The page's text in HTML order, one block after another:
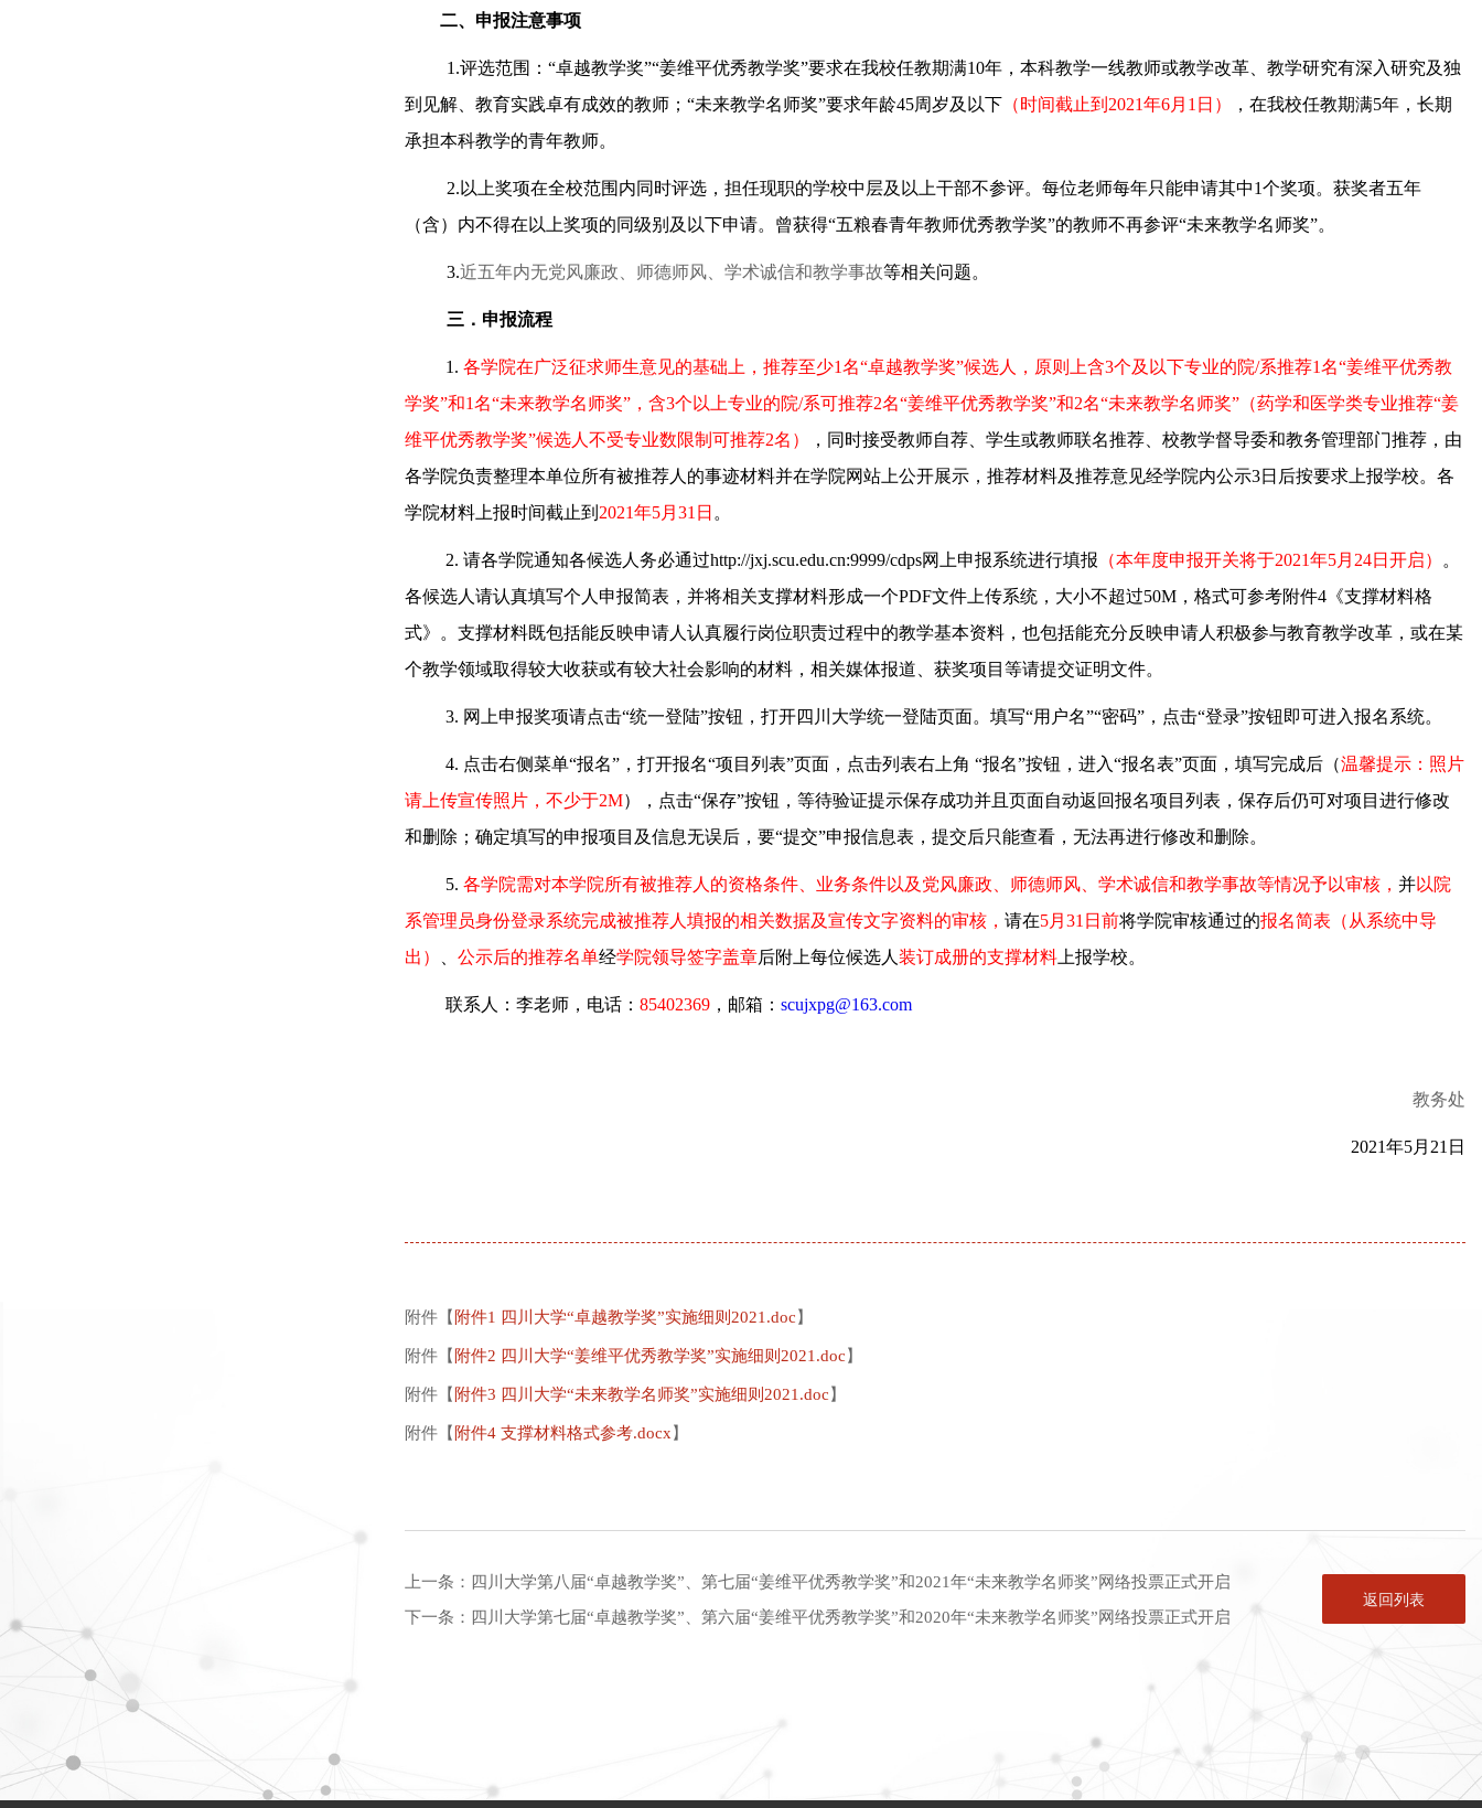
二、申报注意事项
1.评选范围：“卓越教学奖”“姜维平优秀教学奖”要求在我校任教期满10年，本科教学一线教师或教学改革、教学研究有深入研究及独
到见解、教育实践卓有成效的教师；“未来教学名师奖”要求年龄45周岁及以下 （时间截止到 2021年6月 1 日 ） ，在我校任教期满5年，长期
承担本科教学的青年教师。
2. 以上奖项在全校范围内同时评选，担任现职的学校中层及以上干部不参评。每位老师每年只能申请其中1个奖项。获奖者五年
（含）内不得在以上奖项的同级别及以下申请。曾获得“五粮春青年教师优秀教学奖”的教师不再参评“未来教学名师奖”。
3.近五年内无党风廉政、师德师风、学术诚信和教学事故等相关问题。
三．申报流程
1. 各学院在广泛征求师生意见的基础上，推荐至少1名“卓越教学奖”候选人，原则上含3个及以下专业的院/系推荐1名“姜维平优秀教
学奖”和1名“未来教学名师奖”，含3个以上专业的院/系可推荐2名“姜维平优秀教学奖”和2名“未来教学名师奖”（药学和医学类专业推荐“姜
维平优秀教学奖”候选人不受专业数限制可推荐2名 ）
，同时接受教师自荐、学生或教师联名推荐、校教学督导委和教务管理部门推荐，由
各学院负责整理本单位所有被推荐人的事迹材料并在学院网站上公开展示，推荐材料及推荐意见经学院内公示3日后按要求上报学校。各
学院材料上报时间截止到 2021年5月 31 日 。
2. 请各学院通知各候选人务必通过http://jxj.scu.edu.cn:9999/cdps网上申报系统进行填报 （本年度申报开关将于2021年5月 24日开启）
。
各候选人请认真填写个人申报简表，并将相关支撑材料形成一个PDF文件上传系统，大小不超过50M ，格式可参考附件4 《支撑材料格
式》。支撑材料既包括能反映申请人认真履行岗位职责过程中的教学基本资料，也包括能充分反映申请人积极参与教育教学改革，或在某
个教学领域取得较大收获或有较大社会影响的材料，相关媒体报道、获奖项目等请提交证明文件。
3. 网上申报奖项请点击“统一登陆”按钮，打开四川大学统一登陆页面。填写“用户名”“密码”，点击“登录”按钮即可进入报名系统。
4. 点击右侧菜单“报名”，打开报名“项目列表”页面，点击列表右上角 “报名”按钮，进入“报名表”页面，填写完成后（温馨提示：照片
请上传宣传照片，不少于2M），点击“保存”按钮，等待验证提示保存成功并且页面自动返回报名项目列表，保存后仍可对项目进行修改
和删除；确定填写的申报项目及信息无误后，要“提交”申报信息表，提交后只能查看，无法再进行修改和删除。
5. 各学院需对本学院所有被推荐人的资格条件、业务条件以及党风廉政、师德师风、学术诚信和教学事故等情况予以审核， 并以院
系管理员身份登录系统完成被推荐人填报的相关数据及宣传文字资料的审核， 请在5月 31 日前将学院审核通过的报名简表（从系统中导
出）
公示后的推荐名单经学院领导签字盖章后附上每位候选人 装订成册的支撑材料 上报学校。
联系人：李老师，电话： 85402369 ，邮箱： scujxpg@163.com
教务处
2021年5月 21 日
附件【 附件1 四川大学“卓越教学奖”实施细则2021.doc 】
附件【 附件2 四川大学“姜维平优秀教学奖”实施细则2021.doc 】
附件【 附件3 四川大学“未来教学名师奖”实施细则2021.doc 】
附件【 附件4 支撑材料格式参考.docx 】
上一条： 四川大学第八届“卓越教学奖”、第七届“姜维平优秀教学奖”和2021年“未来教学名师奖”网络投票正式开启
下一条： 四川大学第七届“卓越教学奖”、第六届“姜维平优秀教学奖”和2020年“未来教学名师奖”网络投票正式开启
返回列表